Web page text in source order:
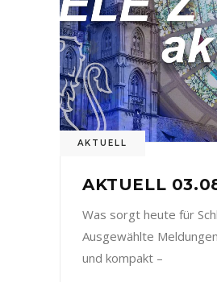
AKTUELL
AKTUELL
Was sorgt heute für
Ausgewählte
und kompakt –